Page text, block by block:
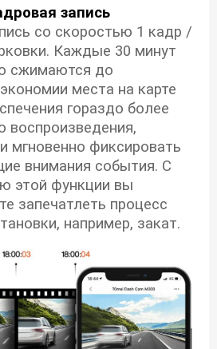
запись
со скоростью 1 кадр /
Каждые 30 минут
сжимаются до
места на карте
гораздо более
воспроизведения,
мгновенно фиксировать
внимания события. С
этой функции вы
запечатлеть процесс
например, закат.